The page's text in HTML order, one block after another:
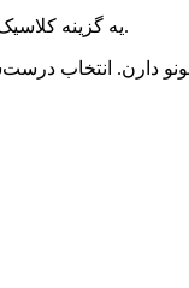
یه گزینه کلاسیک و ملایم که رنگ‌های کرم، سفید و خاکی داره. سبک و طبیعیه، ولی نسبت به خراش و آب کمی حساسه، پس باید مراقبتش کنی.
دارن. انتخاب